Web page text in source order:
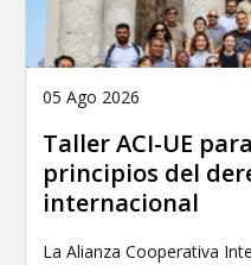
05 Ago 2026
Taller ACI-UE
principios del
internacional
La Alianza Cooperativa